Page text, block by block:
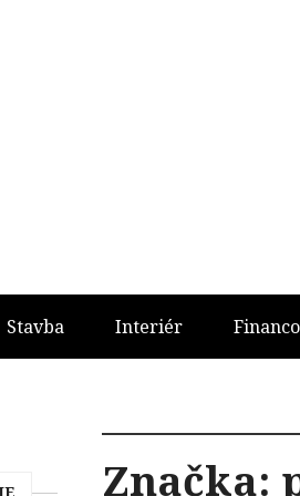
Stavba Interiér
Značka: